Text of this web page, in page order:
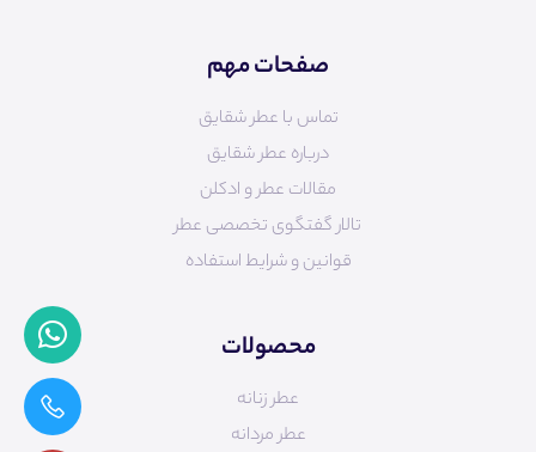
صفحات مهم
تماس با عطر شقایق
درباره عطر شقایق
مقالات عطر و ادکلن
تالار گفتگوی تخصصی عطر
قوانین و شرایط استفاده
محصولات
عطر زنانه
عطر مردانه